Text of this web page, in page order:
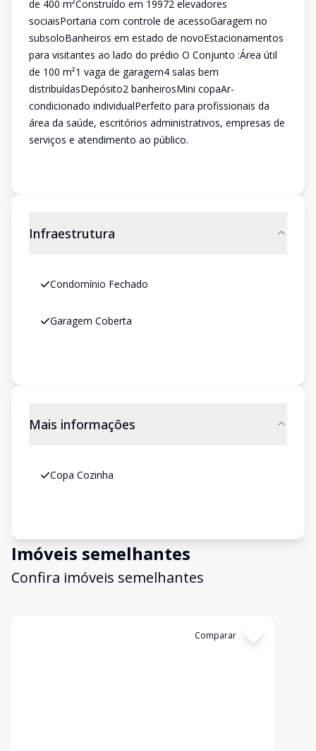
de 400 m²Construído em 19972 elevadores
sociaisPortaria com controle de acessoGaragem no
subsoloBanheiros em estado de novoEstacionamentos
para visitantes ao lado do prédio O Conjunto :Área útil
de 100 m²1 vaga de garagem4 salas bem
distribuídasDepósito2 banheirosMini copaAr-
condicionado individualPerfeito para profissionais da
área da saúde, escritórios administrativos, empresas de
serviços e atendimento ao público.
Infraestrutura
Condomínio Fechado
Garagem Coberta
Mais informações
Copa Cozinha
Imóveis semelhantes
Confira imóveis semelhantes
Comparar